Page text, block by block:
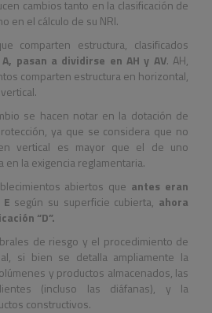
cambios tanto en la clasificación de
en el cálculo de su NRI.
comparten estructura, clasificados
pasan a dividirse en AH y AV. AH,
comparten estructura en horizontal,
se hacen notar en la dotación de
ya que se considera que no
vertical es mayor que el de uno
la exigencia reglamentaria.
abiertos que antes eran
según su superficie cubierta, ahora
“D”.
de riesgo y el procedimiento de
si bien se detalla ampliamente la
y productos almacenados, las
(incluso las diáfanas), y la
constructivos.